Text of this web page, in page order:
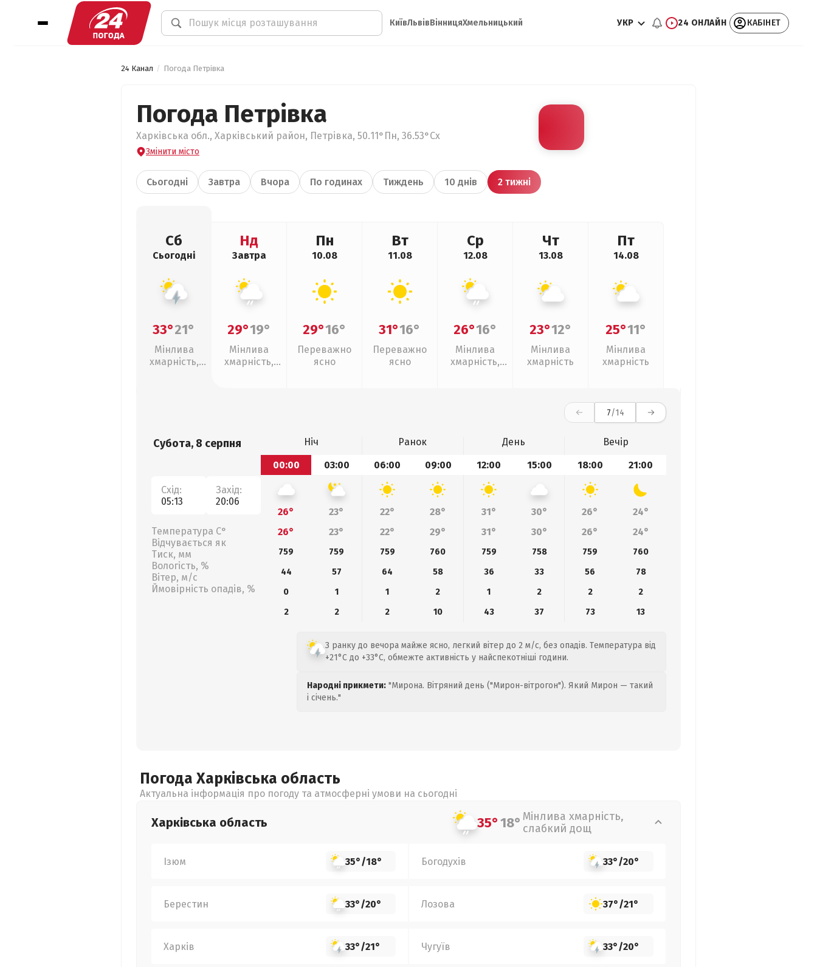
КиївЛьвівВінницяХмельницький УКР 24 ОНЛАЙН КАБІНЕТ
24 Канал Погода Петрівка
Погода Петрівка
Харківська обл., Харківський район, Петрівка, 50.11°Пн, 36.53°Сх
Змінити місто
Сьогодні Завтра Вчора По годинах Тиждень 10 днів 2 тижні
Сб
Сьогодні
33°21°
Мінлива
хмарність,
Нд
Завтра
29°19°
Мінлива
хмарність,
Пн
10.08
29°16°
Переважно
ясно
Вт
11.08
31°16°
Переважно
ясно
Ср
12.08
26°16°
Мінлива
хмарність,
Чт
13.08
23°12°
Мінлива
хмарність
Пт
14.08
25°11°
Мінлива
хмарність
7/14
Субота, 8 серпня
Схід:
05:13
Захід:
20:06
Температура С°
Відчувається як
Тиск, мм
Вологість, %
Вітер, м/с
Ймовірність опадів, %
Ніч Ранок День
Вечір
00:00
03:00 06:00 09:00 12:00 15:00 18:00 21:00
26° 23° 22° 28° 31° 30° 26°
24°
26°
23° 22° 29° 31° 30° 26° 24°
759 759 759 760 759 758 759
760
44
57 64 58 36 33 56
78
0
1 1 2 1 2 2
2
2
2 2 10 43 37 73 13
З ранку до вечора майже ясно, легкий вітер до 2 м/с, без опадів. Температура від
+21°C до +33°C, обмежте активність у найспекотніші години.
Народні прикмети: "Мирона. Вітряний день ("Мирон-вітрогон"). Який Мирон — такий
і січень."
Погода Харківська область
Актуальна інформація про погоду та атмосферні умови на сьогодні
Харківська область 35°18° Мінлива хмарність,
слабкий дощ
Ізюм 35°/18° Богодухів 33°/20°
Берестин 33°/20° Лозова 37°/21°
Харків 33°/21° Чугуїв 33°/20°